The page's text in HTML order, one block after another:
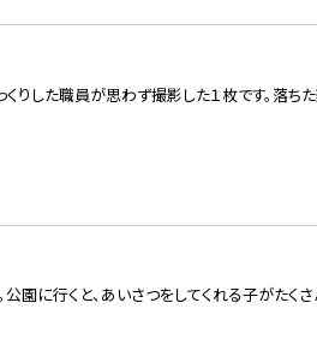
りした職員が思わず撮影した１枚です。落ち
園に行くと、あいさつをしてくれる子がたく